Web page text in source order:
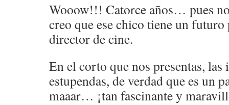
Wooow!!! Catorce años… pues
creo que ese chico tiene un
director de cine.
En el corto que nos presentas, las
estupendas, de verdad que es un
maaar… ¡tan fascinante y